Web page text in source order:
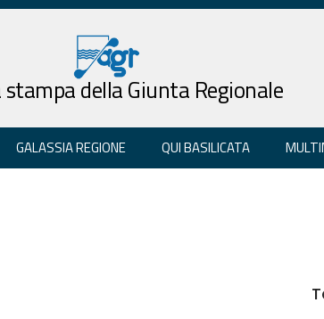
della Giunta Regionale
GALASSIA REGIONE QUI BASILICATA